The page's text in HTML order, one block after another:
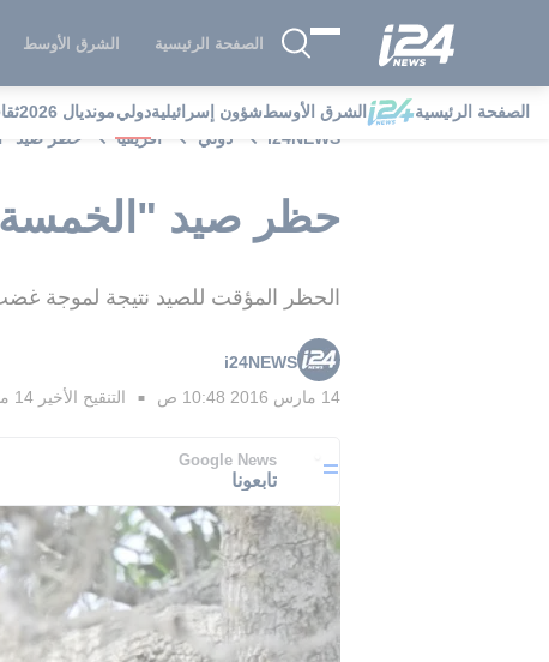
الصفحة الرئيسية الشرق الأوسط
الصفحة الرئيسية الشرق الأوسطشؤون إسرائيليةدوليمونديال 2026
i24NEWS
دولي افريقيا حظر صيد
حظر صيد "الخمسة
الحظر المؤقت للصيد نتيجة لموجة
i24NEWS
14 مارس 2016 10:48 ص
■ التنقيح الأخير 14 مارس 2016 11:17 ص
Google News
تابعونا